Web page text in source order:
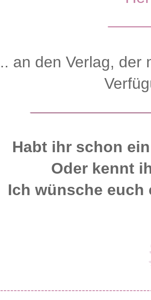
an den Verlag, der
Habt ihr schon
Oder kennt
Ich wünsche euch